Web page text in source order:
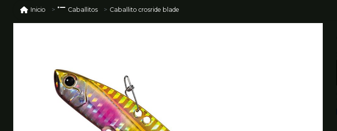
Inicio Caballitos Caballito crosride blade